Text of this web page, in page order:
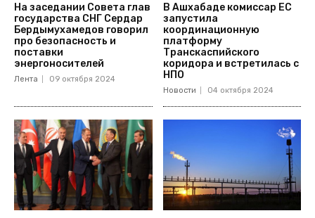
На заседании Совета глав
государства СНГ Сердар
Бердымухамедов говорил
про безопасность и
поставки
энергоносителей
Лента 09 октября 2024
В Ашхабаде комиссар ЕС
запустила
координационную
платформу
Транскаспийского
коридора и встретилась с
НПО
Новости 04 октября 2024